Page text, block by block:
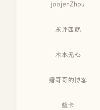
joojenZhou
东评西就
木本无心
缙哥哥的博客
蓝卡